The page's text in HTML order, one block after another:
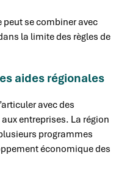
peut se combiner avec
la limite des règles de
aides régionales
avec des
entreprises. La région
programmes
économique des